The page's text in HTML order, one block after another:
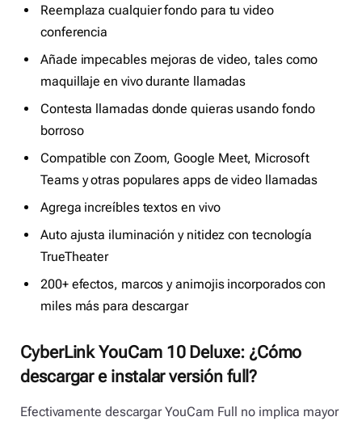
Reemplaza cualquier fondo para tu video
conferencia
Añade impecables mejoras de video, tales como
maquillaje en vivo durante llamadas
Contesta llamadas donde quieras usando fondo
borroso
Compatible con Zoom, Google Meet, Microsoft
Teams y otras populares apps de video llamadas
Agrega increíbles textos en vivo
Auto ajusta iluminación y nitidez con tecnología
TrueTheater
200+ efectos, marcos y animojis incorporados con
miles más para descargar
CyberLink YouCam 10 Deluxe: ¿Cómo
descargar e instalar versión full?
Efectivamente descargar YouCam Full no implica mayor